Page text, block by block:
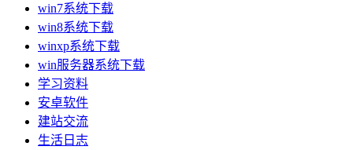
win7系统下载
win8系统下载
winxp系统下载
win服务器系统下载
学习资料
安卓软件
建站交流
生活日志